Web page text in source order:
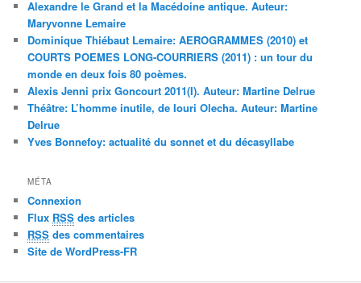
Alexandre le Grand et la Macédoine antique. Auteur:
Maryvonne Lemaire
Dominique Thiébaut Lemaire: AEROGRAMMES (2010) et
COURTS POEMES LONG-COURRIERS (2011) : un tour du
monde en deux fois 80 poèmes.
Alexis Jenni prix Goncourt 2011(I). Auteur: Martine Delrue
Théâtre: L’homme inutile, de Iouri Olecha. Auteur: Martine
Delrue
Yves Bonnefoy: actualité du sonnet et du décasyllabe
MÉTA
Connexion
Flux RSS des articles
RSS des commentaires
Site de WordPress-FR